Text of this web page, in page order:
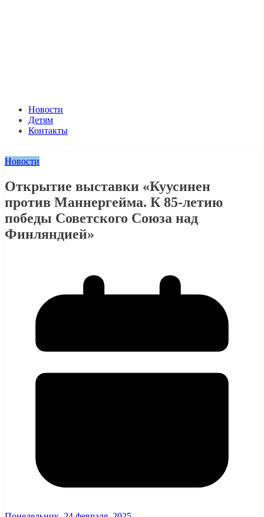
Новости
Детям
Контакты
Новости
Открытие выставки «Куусинен
против Маннергейма. К 85-летию
победы Советского Союза над
Финляндией»